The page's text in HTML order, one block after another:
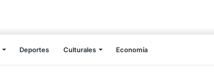
Deportes Culturales Economía